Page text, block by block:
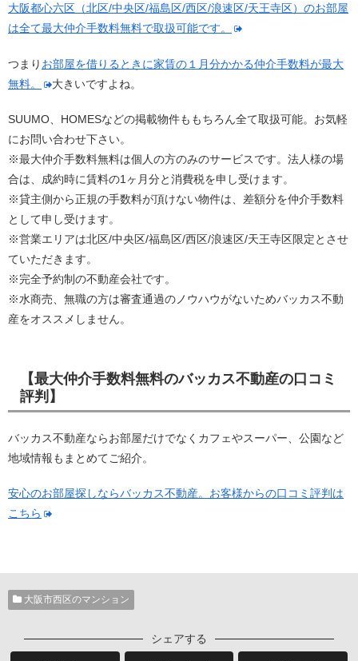
大阪都心六区（北区/中央区/福島区/西区/浪速区/天王寺区）のお部屋
は全て最大仲介手数料無料で取扱可能です。
つまり お部屋を借りるときに家賃の１月分かかる仲介手数料が最大
無料。
大きいですよね。
SUUMO、HOMESなどの掲載物件ももちろん全て取扱可能。お気軽
にお問い合わせ下さい。
※最大仲介手数料無料は個人の方のみのサービスです。法人様の場
合は、成約時に賃料の1ヶ月分と消費税を申し受けます。
※貸主側から正規の手数料が頂けない物件は、差額分を仲介手数料
として申し受けます。
※営業エリアは北区/中央区/福島区/西区/浪速区/天王寺区限定とさせ
ていただきます。
※完全予約制の不動産会社です。
※水商売、無職の方は審査通過のノウハウがないためバッカス不動
産をオススメしません。
【最大仲介手数料無料のバッカス不動産の口コミ
評判】
バッカス不動産ならお部屋だけでなくカフェやスーパー、公園など
地域情報もまとめてご紹介。
安心のお部屋探しならバッカス不動産。お客様からの口コミ評判は
こちら
大阪市西区のマンション
シェアする